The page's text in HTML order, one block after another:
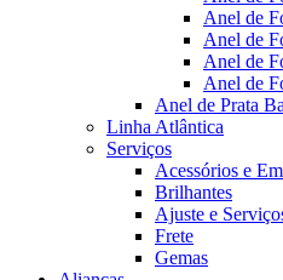
Anel de
Anel de
Anel de
Anel de
Anel de Prata
Linha Atlântica
Serviços
Acessórios e
Brilhantes
Ajuste e
Frete
Gemas